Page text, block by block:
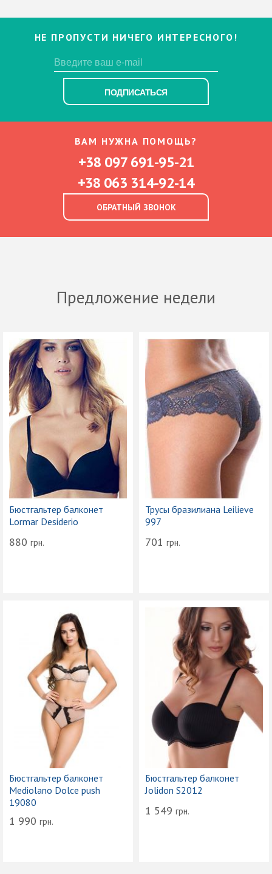
НЕ ПРОПУСТИ НИЧЕГО ИНТЕРЕСНОГО!
ПОДПИСАТЬСЯ
ВАМ НУЖНА ПОМОЩЬ?
+38 097 691-95-21
+38 063 314-92-14
ОБРАТНЫЙ ЗВОНОК
Предложение недели
Бюстгальтер балконет
Lormar Desiderio
880 грн.
Трусы бразилиана Leilieve
997
701 грн.
Бюстгальтер балконет
Mediolano Dolce push
19080
1 990 грн.
Бюстгальтер балконет
Jolidon S2012
1 549 грн.